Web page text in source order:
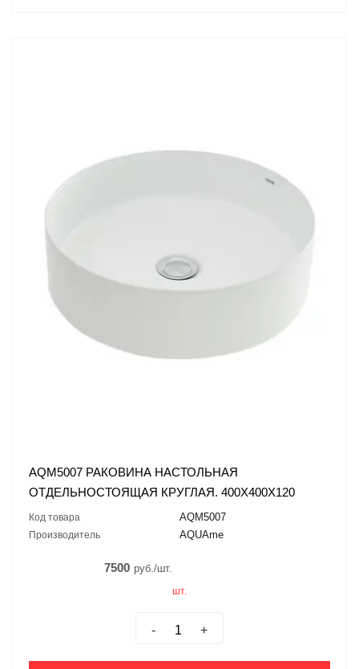
AQM5007 РАКОВИНА НАСТОЛЬНАЯ
ОТДЕЛЬНОСТОЯЩАЯ КРУГЛАЯ. 400X400X120
Код товара AQM5007
Производитель AQUAme
7500 руб./шт.
шт.
- +